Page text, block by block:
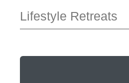
Lifestyle Retreats